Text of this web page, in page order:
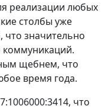
реализации любых
столбы уже
что значительно
щебнем, что
время года.
что